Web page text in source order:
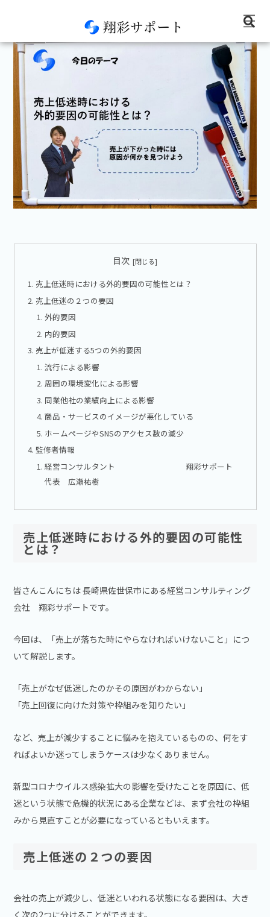
目次
売上低迷時における外的要因の可能性とは？
売上低迷の２つの要因
外的要因
内的要因
売上が低迷する5つの外的要因
流行による影響
周囲の環境変化による影響
同業他社の業績向上による影響
商品・サービスのイメージが悪化している
ホームページやSNSのアクセス数の減少
監修者情報
経営コンサルタント 翔彩サポート
代表 広瀬祐樹
売上低迷時における外的要因の可能性
とは？
皆さんこんにちは 長崎県佐世保市にある経営コンサルティング
会社 翔彩サポートです。
今回は、「売上が落ちた時にやらなければいけないこと」につ
いて解説します。
「売上がなぜ低迷したのかその原因がわからない」
「売上回復に向けた対策や枠組みを知りたい」
など、売上が減少することに悩みを抱えているものの、何をす
ればよいか迷ってしまうケースは少なくありません。
新型コロナウイルス感染拡大の影響を受けたことを原因に、低
迷という状態で危機的状況にある企業などは、まず会社の枠組
みから見直すことが必要になっているともいえます。
売上低迷の２つの要因
会社の売上が減少し、低迷といわれる状態になる要因は、大き